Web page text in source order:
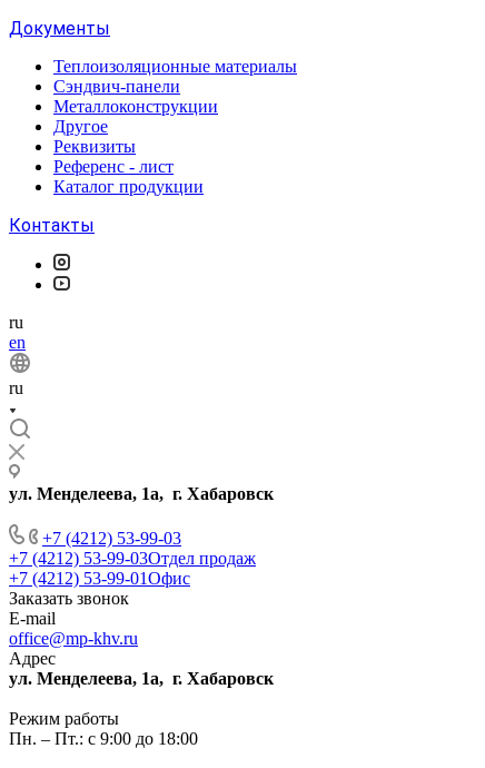
Документы
Теплоизоляционные материалы
Сэндвич-панели
Металлоконструкции
Другое
Реквизиты
Референс - лист
Каталог продукции
Контакты
ru
en
ru
ул. Менделеева, 1а, г. Хабаровск
+7 (4212) 53-99-03
+7 (4212) 53-99-03Отдел продаж
+7 (4212) 53-99-01Офис
Заказать звонок
E-mail
office@mp-khv.ru
Адрес
ул. Менделеева, 1а, г. Хабаровск
Режим работы
Пн. – Пт.: с 9:00 до 18:00